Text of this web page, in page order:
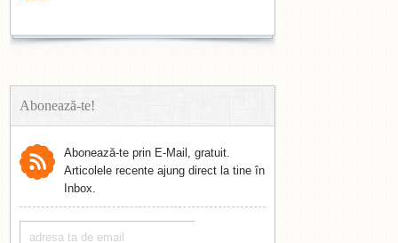
Abonează-te!
Abonează-te prin E-Mail, gratuit.
Articolele recente ajung direct la tine în
Inbox.